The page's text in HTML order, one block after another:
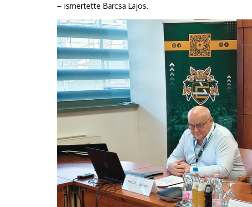
– ismertette Barcsa Lajos.